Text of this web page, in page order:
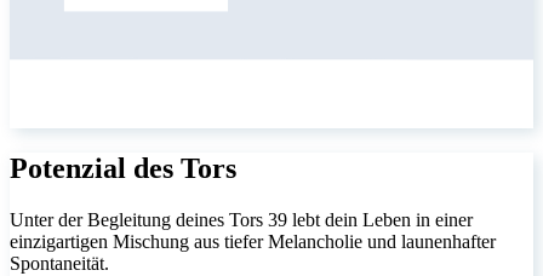
Potenzial des Tors
Unter der Begleitung deines Tors 39 lebt dein Leben in einer
einzigartigen Mischung aus tiefer Melancholie und launenhafter
Spontaneität.